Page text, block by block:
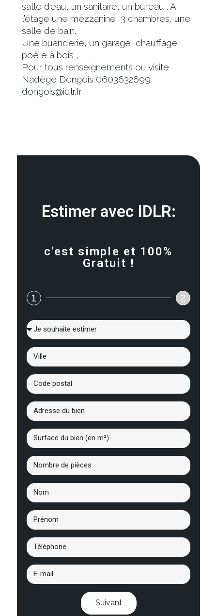
salle d’eau, un sanitaire, un bureau . A
l’étage une mezzanine, 3 chambres, une
salle de bain.
Une buanderie, un garage, chauffage
poêle à bois ,
Pour tous renseignements ou visite
Nadège Dongois 0603632699
dongois@idlr.fr
Estimer avec IDLR:
c'est simple et 100%
Gratuit !
1 2
Suivant